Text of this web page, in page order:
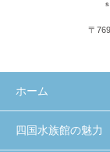
〒
ホーム
四国水族館の魅力